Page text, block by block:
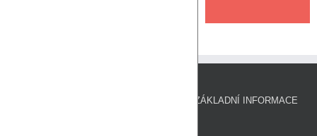
ZÁKLADNÍ INFORMACE